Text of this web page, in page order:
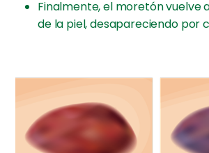
Finalmente, el moretón vuelve
de la piel, desapareciendo por